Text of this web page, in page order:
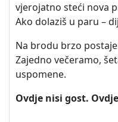
vjerojatno steći nova
Ako dolaziš u paru –
Na brodu brzo
Zajedno večeramo,
uspomene.
Ovdje nisi gost.